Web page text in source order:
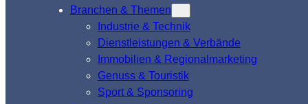
Branchen & Themen
Industrie & Technik
Dienstleistungen & Verbände
Immobilien & Regionalmarketing
Genuss & Touristik
Sport & Sponsoring